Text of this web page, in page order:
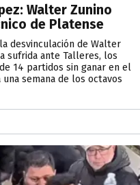
Walter Zunino
de Platense
desvinculación de Walter
sufrida ante Talleres, los
14 partidos sin ganar en el
semana de los octavos